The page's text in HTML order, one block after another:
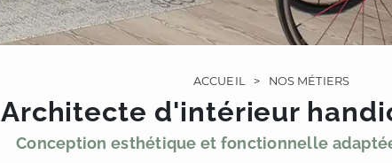
ACCUEIL > NOS MÉTIERS
Architecte d'intérieur
Conception esthétique et fonctionnelle